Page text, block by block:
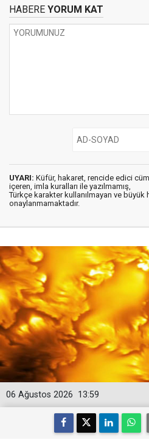
HABERE YORUM KAT
UYARI: Küfür, hakaret, rencide edici
içeren, imla kuralları ile yazılmamış,
Türkçe karakter kullanılmayan ve büyük
onaylanmamaktadır.
13:59
06 Ağustos 2026